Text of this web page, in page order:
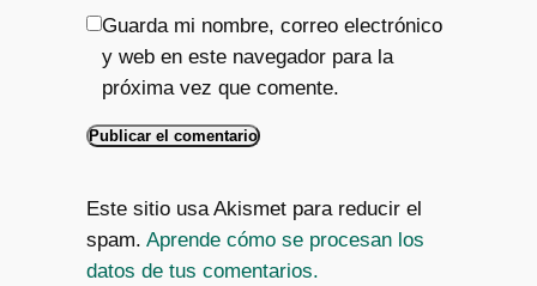
Guarda mi nombre, correo electrónico
y web en este navegador para la
próxima vez que comente.
Este sitio usa Akismet para reducir el
spam. Aprende cómo se procesan los
datos de tus comentarios.